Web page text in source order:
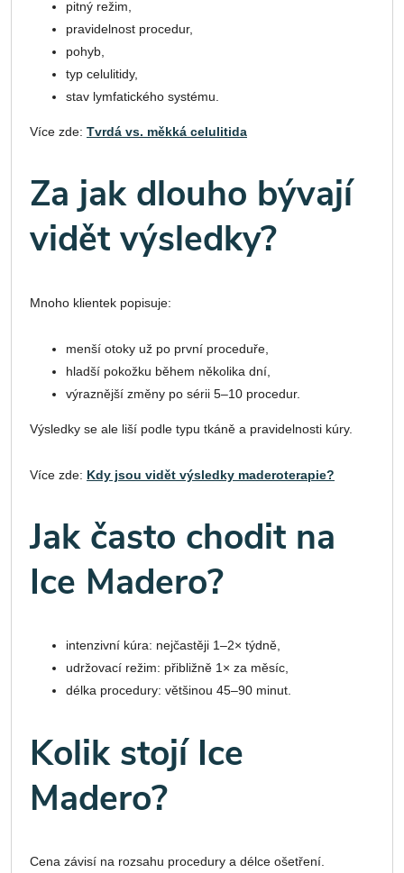
pitný režim,
pravidelnost procedur,
pohyb,
typ celulitidy,
stav lymfatického systému.
Více zde: Tvrdá vs. měkká celulitida
Za jak dlouho bývají
vidět výsledky?
Mnoho klientek popisuje:
menší otoky už po první proceduře,
hladší pokožku během několika dní,
výraznější změny po sérii 5–10 procedur.
Výsledky se ale liší podle typu tkáně a pravidelnosti kúry.
Více zde: Kdy jsou vidět výsledky maderoterapie?
Jak často chodit na
Ice Madero?
intenzivní kúra: nejčastěji 1–2× týdně,
udržovací režim: přibližně 1× za měsíc,
délka procedury: většinou 45–90 minut.
Kolik stojí Ice
Madero?
Cena závisí na rozsahu procedury a délce ošetření.